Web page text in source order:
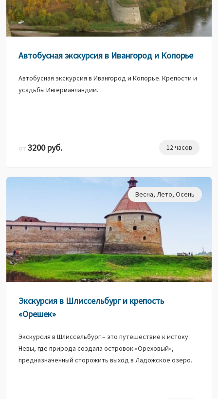
Автобусная экскурсия в Ивангород и Копорье
Автобусная экскурсия в Ивангород и Копорье. Крепости и
усадьбы Ингерманландии.
от 3200 руб. 12 часов
Весна, Лето, Осень
Экскурсия в Шлиссельбург и крепость
«Орешек»
Экскурсия в Шлиссельбург – это путешествие к истоку
Невы, где природа создала островок «Ореховый»,
предназначенный сторожить выход в Ладожское озеро.